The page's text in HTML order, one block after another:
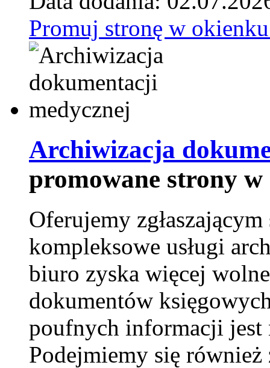
Promuj stronę w
Archiwizacja
promowane strony
Oferujemy
kompleksowe usługi
biuro zyska więcej
dokumentów
poufnych informacji jest
Podejmiemy się